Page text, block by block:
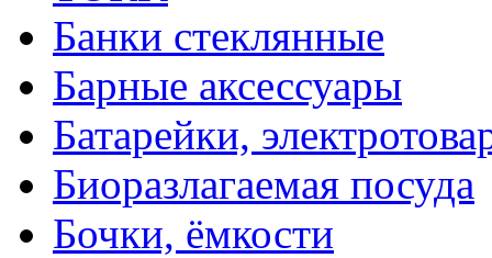
Банки стеклянные
Барные аксессуары
Батарейки,
Биоразлагаемая посуда
Бочки, ёмкости